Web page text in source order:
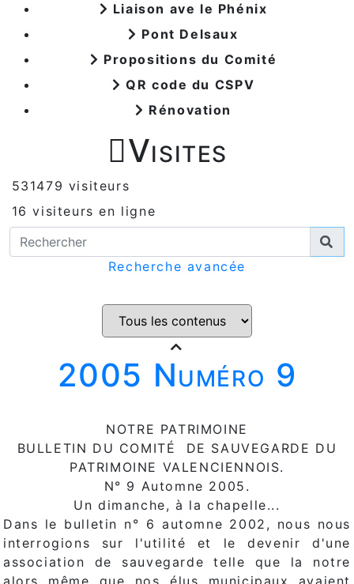
Liaison ave le Phénix
Pont Delsaux
Propositions du Comité
QR code du CSPV
Rénovation
Visites
531479 visiteurs
16 visiteurs en ligne
Recherche avancée
2005 Numéro 9
NOTRE PATRIMOINE
BULLETIN DU COMITÉ DE SAUVEGARDE DU
PATRIMOINE VALENCIENNOIS.
N° 9 Automne 2005.
Un dimanche, à la chapelle...
Dans le bulletin n° 6 automne 2002, nous nous
interrogions sur l'utilité et le devenir d'une
association de sauvegarde telle que la notre
alors même que nos élus municipaux avaient